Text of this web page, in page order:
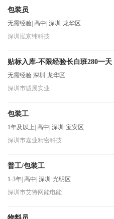
包装员
无需经验 高中 深圳·龙华区
深圳泓京纬科技
贴标入库-不限经验长白班280一天
无需经验 深圳·龙华区
深圳市诚展实业
包装工
1年及以上 高中 深圳·宝安区
深圳市嘉业精密科技
普工/包装工
1-3年 高中 深圳·光明区
深圳市艾特网能电能